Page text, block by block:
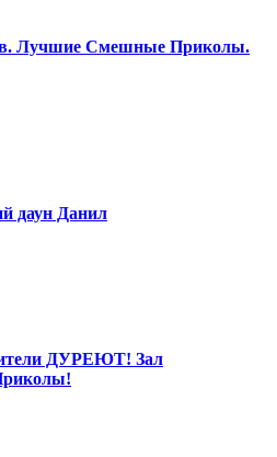
Лучшие Смешные Приколы.
даун Данил
ДУРЕЮТ! Зал